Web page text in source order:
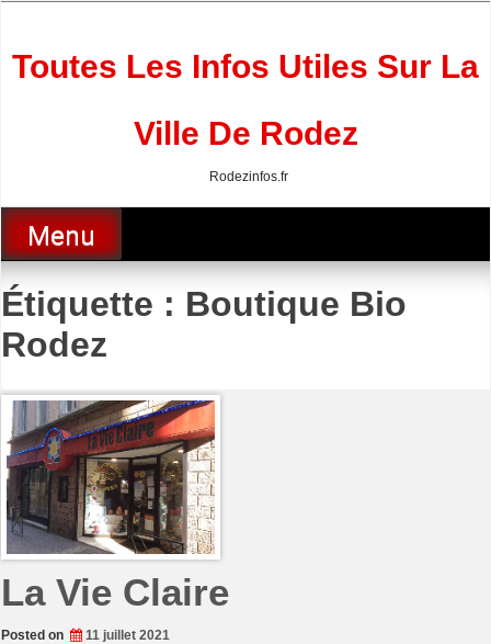
Toutes Les Infos Utiles Sur La
Ville De Rodez
Rodezinfos.fr
Menu
Étiquette : Boutique Bio
Rodez
La Vie Claire
Posted on 11 juillet 2021